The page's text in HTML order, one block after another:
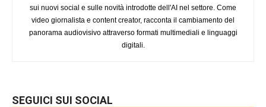
sui nuovi social e sulle novità introdotte dell'AI nel settore. Come
video giornalista e content creator, racconta il cambiamento del
panorama audiovisivo attraverso formati multimediali e linguaggi
digitali.
SEGUICI SUI SOCIAL